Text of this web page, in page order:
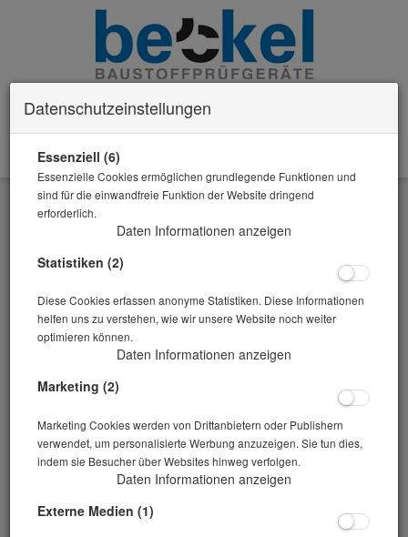
Zurück
Alle Artikel zeigen aus: Feuchte-Messung
Datenschutzeinstellungen
Essenziell (6)
Essenzielle Cookies ermöglichen grundlegende Funktionen und
sind für die einwandfreie Funktion der Website dringend
erforderlich.
Daten Informationen anzeigen
Statistiken (2)
Diese Cookies erfassen anonyme Statistiken. Diese Informationen
helfen uns zu verstehen, wie wir unsere Website noch weiter
optimieren können.
Daten Informationen anzeigen
Marketing (2)
Marketing Cookies werden von Drittanbietern oder Publishern
verwendet, um personalisierte Werbung anzuzeigen. Sie tun dies,
indem sie Besucher über Websites hinweg verfolgen.
Daten Informationen anzeigen
Externe Medien (1)